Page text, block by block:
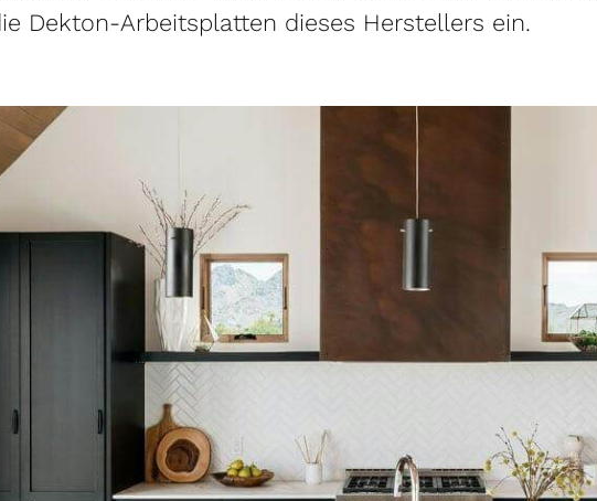
Dekton-Arbeitsplatten dieses Herstellers ein.